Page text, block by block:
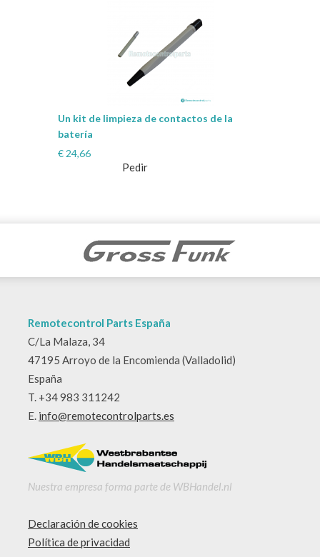
Un kit de limpieza de contactos de la
batería
€ 24,66
Pedir
Remotecontrol Parts España
C/La Malaza, 34
47195 Arroyo de la Encomienda (Valladolid)
España
T. +34 983 311242
E. info@remotecontrolparts.es
Nuestra empresa forma parte de WBHandel.nl
Declaración de cookies
Política de privacidad